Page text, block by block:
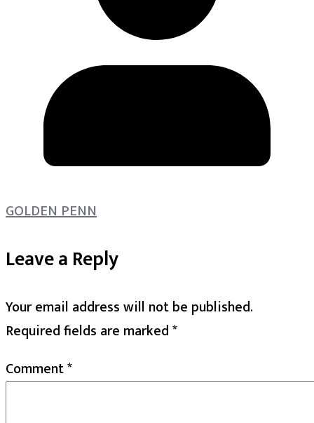
GOLDEN PENN
Leave a Reply
Your email address will not be published.
Required fields are marked*
Comment*